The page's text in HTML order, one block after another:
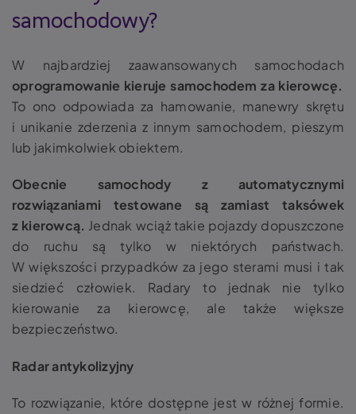
samochodowy?
W najbardziej zaawansowanych samochodach
oprogramowanie kieruje samochodem za kierowcę.
To ono odpowiada za hamowanie, manewry skrętu
i unikanie zderzenia z innym samochodem, pieszym
lub jakimkolwiek obiektem.
Obecnie samochody z automatycznymi
rozwiązaniami testowane są zamiast taksówek
z kierowcą. Jednak wciąż takie pojazdy dopuszczone
do ruchu są tylko w niektórych państwach.
W większości przypadków za jego sterami musi i tak
siedzieć człowiek. Radary to jednak nie tylko
kierowanie za kierowcę, ale także większe
bezpieczeństwo.
Radar antykolizyjny
To rozwiązanie, które dostępne jest w różnej formie.